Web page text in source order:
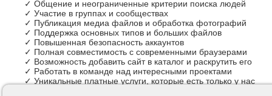
✓ Общение и неограниченные критерии поиска людей
✓ Участие в группах и сообществах
✓ Публикация медиа файлов и обработка фотографий
✓ Поддержка основных типов и больших файлов
✓ Повышенная безопасность аккаунтов
✓ Полная совместимость с современными браузерами
✓ Возможность добавить сайт в каталог и раскрутить его
✓ Работать в команде над интересными проектами
✓ Уникальные платные услуги, которые есть только у нас